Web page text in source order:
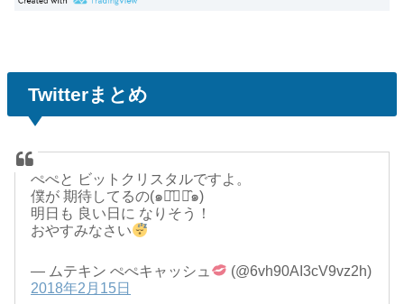
Twitterまとめ
ぺぺと ビットクリスタルですよ。
僕が 期待してるの(๑･̑◡･̑๑)
明日も 良い日に なりそう！
おやすみなさい
— ムテキン ぺぺキャッシュ
(@6vh90AI3cV9vz2h)
2018年2月15日